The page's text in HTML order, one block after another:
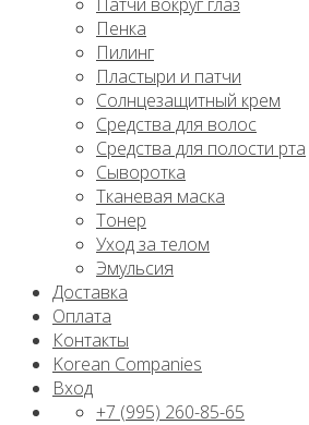
Пенка
Пилинг
Пластыри и патчи
Солнцезащитный крем
Средства для волос
Средства для полости рта
Сыворотка
Тканевая маска
Тонер
Уход за телом
Эмульсия
Доставка
Оплата
Контакты
Korean Companies
Вход
+7 (995) 260-85-65